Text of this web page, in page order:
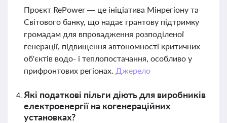
Проєкт RePower — це ініціатива Мінрегіону та
Світового банку, що надає грантову підтримку
громадам для впровадження розподіленої
генерації, підвищення автономності критичних
об'єктів водо- і теплопостачання, особливо у
прифронтових регіонах. Джерело
Які податкові пільги діють для виробників
електроенергії на когенераційних
установках?